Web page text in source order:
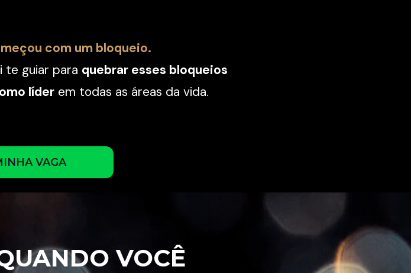
com um bloqueio.
te guiar para quebrar esses bloqueios
líder em todas as áreas da vida.
VAGA
VOCÊ